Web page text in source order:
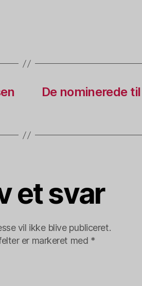
De nominerede
et svar
vil ikke blive publiceret.
er markeret med *